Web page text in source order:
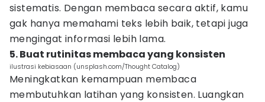
sistematis. Dengan membaca secara aktif, kamu
gak hanya memahami teks lebih baik, tetapi juga
mengingat informasi lebih lama.
5. Buat rutinitas membaca yang konsisten
ilustrasi kebiasaan (unsplash.com/Thought Catalog)
Meningkatkan kemampuan membaca
membutuhkan latihan yang konsisten. Luangkan